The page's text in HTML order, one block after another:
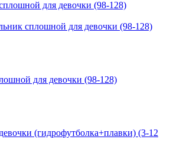
сплошной для девочки (98-128)
для девочки (98-128)